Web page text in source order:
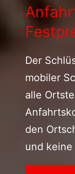
Der
mobiler
alle
den
und